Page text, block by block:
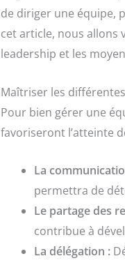
de diriger une équipe,
cet article, nous allons
leadership et les
Maîtriser les
Pour bien gérer une
favoriseront l’atteinte
La
permettra de
Le partage des
contribue à
La délégation :